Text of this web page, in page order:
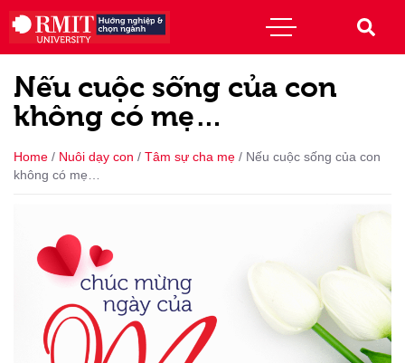
Nếu cuộc sống của con
không có mẹ…
Home / Nuôi dạy con / Tâm sự cha mẹ / Nếu cuộc sống của con
không có mẹ…